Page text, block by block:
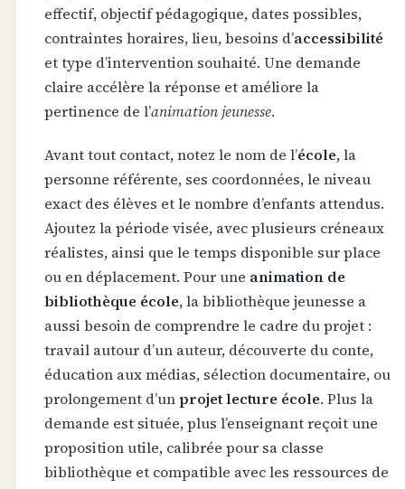
effectif, objectif pédagogique, dates possibles,
contraintes horaires, lieu, besoins d’accessibilité
et type d’intervention souhaité. Une demande
claire accélère la réponse et améliore la
pertinence de l’animation jeunesse.
Avant tout contact, notez le nom de l’école, la
personne référente, ses coordonnées, le niveau
exact des élèves et le nombre d’enfants attendus.
Ajoutez la période visée, avec plusieurs créneaux
réalistes, ainsi que le temps disponible sur place
ou en déplacement. Pour une animation de
bibliothèque école, la bibliothèque jeunesse a
aussi besoin de comprendre le cadre du projet :
travail autour d’un auteur, découverte du conte,
éducation aux médias, sélection documentaire, ou
prolongement d’un projet lecture école. Plus la
demande est située, plus l’enseignant reçoit une
proposition utile, calibrée pour sa classe
bibliothèque et compatible avec les ressources de